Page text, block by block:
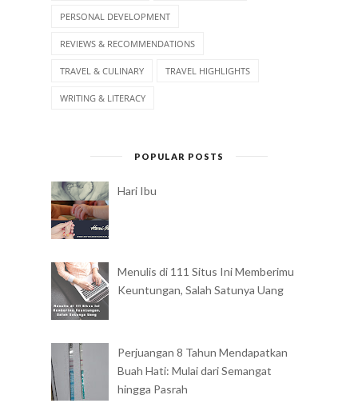
PERSONAL DEVELOPMENT
REVIEWS & RECOMMENDATIONS
TRAVEL & CULINARY TRAVEL HIGHLIGHTS
WRITING & LITERACY
POPULAR POSTS
Hari Ibu
Menulis di 111 Situs Ini Memberimu
Keuntungan, Salah Satunya Uang
Perjuangan 8 Tahun Mendapatkan
Buah Hati: Mulai dari Semangat
hingga Pasrah